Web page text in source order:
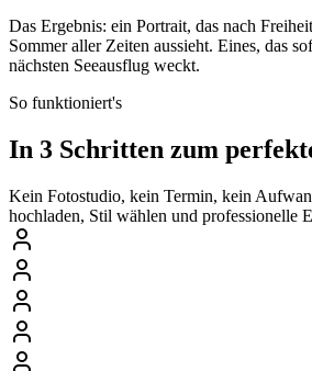
Das Ergebnis: ein Portrait, das nach
Sommer aller Zeiten aussieht. Eines, das
nächsten Seeausflug weckt.
So funktioniert's
In 3 Schritten zum
Kein Fotostudio, kein Termin, kein
hochladen, Stil wählen und professionelle